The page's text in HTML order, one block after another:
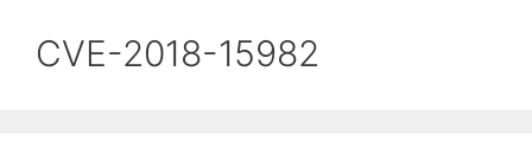
CVE-2018-15982